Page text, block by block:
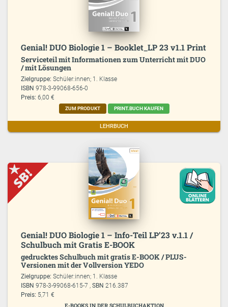
Genial! DUO Biologie 1 – Booklet_LP 23 v1.1 Print
Serviceteil mit Informationen zum Unterricht mit DUO
/ mit Lösungen
Zielgruppe:Schüler:innen; 1. Klasse
ISBN978-3-99068-656-0
Preis: 6,00 €
ZUM PRODUKT PRINT.BUCH KAUFEN
LEHRBUCH
Genial! DUO Biologie 1 – Info-Teil LP’23 v.1.1 /
Schulbuch mit Gratis E-BOOK
gedrucktes Schulbuch mit gratis E-BOOK / PLUS-
Versionen mit der Vollversion YEDO
Zielgruppe:Schüler:innen; 1. Klasse
ISBN978-3-99068-615-7 ,SBN216.387
Preis: 5,71 €